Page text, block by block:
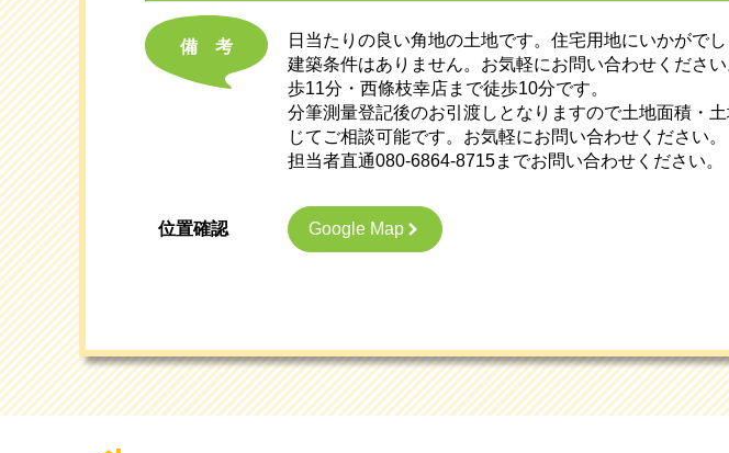
備考
日当たりの良い角地の土地です。住宅用地にいかがでし
建築条件はありません。お気軽にお問い合わせくださ
歩11分・西條枝幸店まで徒歩10分です。
分筆測量登記後のお引渡しとなりますので土地面積・
じてご相談可能です。お気軽にお問い合わせください。
担当者直通080-6864-8715までお問い合わせください。
位置確認 Google Map